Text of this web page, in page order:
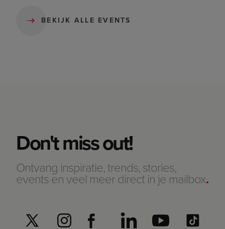
BEKIJK ALLE EVENTS
Don't miss out!
Ontvang inspiratie, trends, stories,
events en veel meer direct in je mailbox.